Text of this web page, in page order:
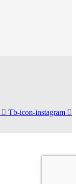
Tb-icon-instagram